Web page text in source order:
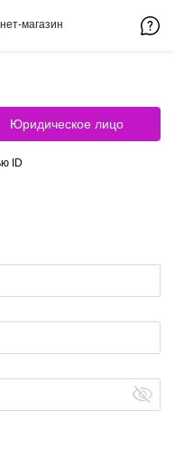
магазин
Юридическое лицо
ID